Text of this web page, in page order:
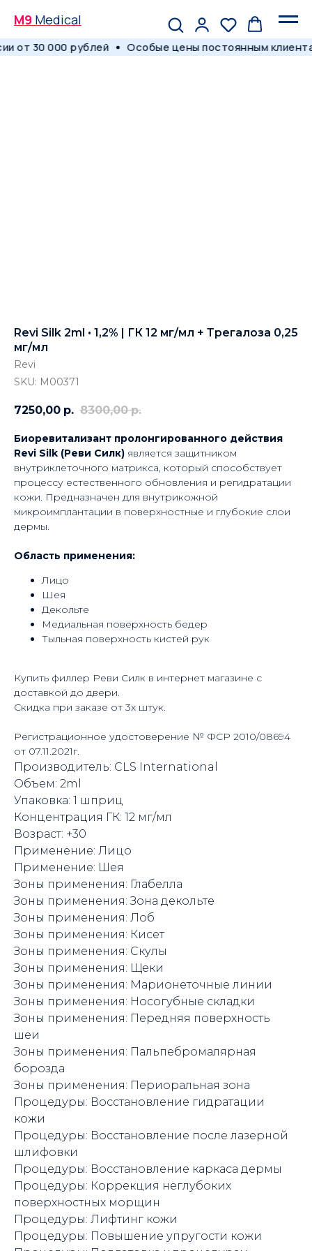
M9 Medical
от 30 000 рублей Особые цены постоянным
Revi Silk 2ml • 1,2% | ГК 12 мг/мл + Трегалоза 0,25
мг/мл
Revi
SKU: М00371
7250,00 р. 8300,00 р.
Биоревитализант пролонгированного действия
Revi Silk (Реви Силк) является защитником
внутриклеточного матрикса, который способствует
процессу естественного обновления и регидратации
кожи. Предназначен для внутрикожной
микроимплантации в поверхностные и глубокие слои
дермы.
Область применения:
Лицо
Шея
Декольте
Медиальная поверхность бедер
Тыльная поверхность кистей рук
Купить филлер Реви Силк в интернет магазине с
доставкой до двери.
Скидка при заказе от 3х штук.
Регистрационное удостоверение № ФСР 2010/08694
от 07.11.2021г.
Производитель: CLS International
Объем: 2ml
Упаковка: 1 шприц
Концентрация ГК: 12 мг/мл
Возраст: +30
Применение: Лицо
Применение: Шея
Зоны применения: Глабелла
Зоны применения: Зона декольте
Зоны применения: Лоб
Зоны применения: Кисет
Зоны применения: Скулы
Зоны применения: Щеки
Зоны применения: Марионеточные линии
Зоны применения: Носогубные складки
Зоны применения: Передняя поверхность
шеи
Зоны применения: Пальпебромалярная
борозда
Зоны применения: Периоральная зона
Процедуры: Восстановление гидратации
кожи
Процедуры: Восстановление после лазерной
шлифовки
Процедуры: Восстановление каркаса дермы
Процедуры: Коррекция неглубоких
поверхностных морщин
Процедуры: Лифтинг кожи
Процедуры: Повышение упругости кожи